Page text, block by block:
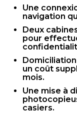
Une
navigation
Deux
pour
un coût
mois.
Une mise à
casiers.